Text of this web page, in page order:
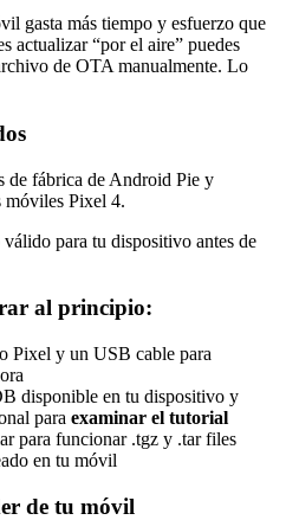
gasta más tiempo y esfuerzo que
actualizar “por el aire” puedes
de OTA manualmente. Lo
de fábrica de Android Pie y
móviles Pixel 4.
para tu dispositivo antes de
al principio:
Pixel y un USB cable para
disponible en tu dispositivo y
para examinar el tutorial
para funcionar .tgz y .tar files
en tu móvil
de tu móvil